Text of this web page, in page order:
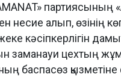
несие алып, өзінің
кәсіпкерлігін
заманауи цехтың
баспасөз